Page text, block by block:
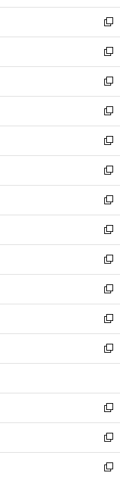
開
く
ウ
で
開
く
ン
ド
ウ
で
開
く
ウ
ィ
ン
ド
ウ
で
開
く
新
し
い
ウ
ィ
ン
ド
ウ
で
開
く
新
し
い
ウ
ィ
ン
ド
ウ
で
開
く
新
し
い
ウ
ィ
ン
ド
ウ
で
開
く
新
し
い
ウ
ィ
ン
ド
ウ
で
開
く
新
し
い
ウ
ィ
ン
ド
ウ
で
開
く
新
し
い
ウ
ィ
ン
ド
ウ
で
開
く
新
し
い
ウ
ィ
ン
ド
ウ
で
開
く
新
し
い
ウ
ィ
ン
ド
ウ
で
開
新
し
い
ウ
ィ
ン
ド
ウ
開
く
新
し
い
ウ
ィ
ン
ウ
で
開
く
新
し
い
ウ
ン
ド
ウ
で
開
く
新
し
ウ
ィ
ン
ド
ウ
で
新
し
い
ウ
ィ
新
し
い
新